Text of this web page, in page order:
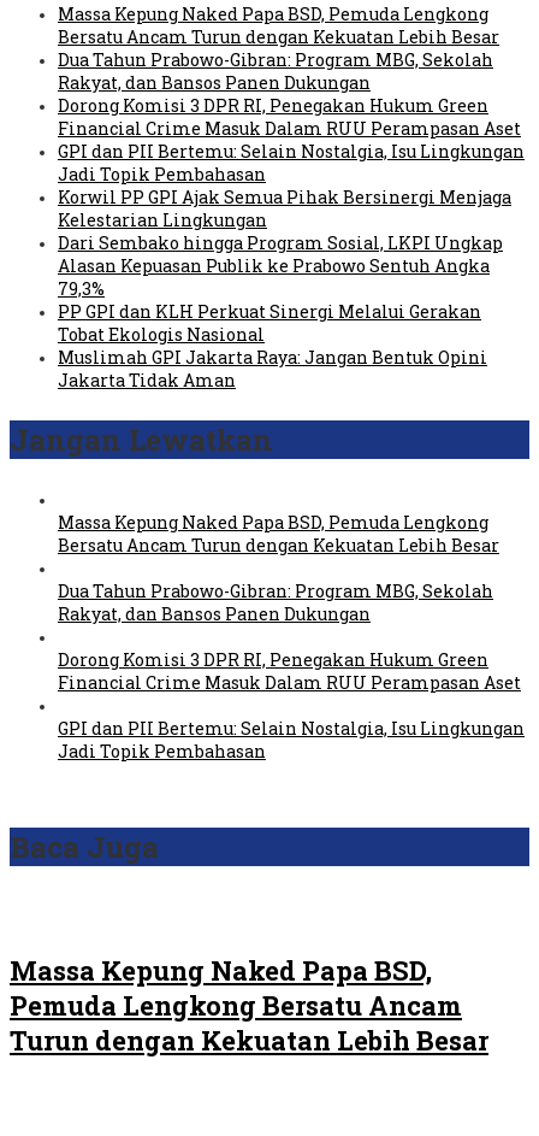
Massa Kepung Naked Papa BSD, Pemuda Lengkong
Bersatu Ancam Turun dengan Kekuatan Lebih Besar
Dua Tahun Prabowo-Gibran: Program MBG, Sekolah
Rakyat, dan Bansos Panen Dukungan
Dorong Komisi 3 DPR RI, Penegakan Hukum Green
Financial Crime Masuk Dalam RUU Perampasan Aset
GPI dan PII Bertemu: Selain Nostalgia, Isu Lingkungan
Jadi Topik Pembahasan
Korwil PP GPI Ajak Semua Pihak Bersinergi Menjaga
Kelestarian Lingkungan
Dari Sembako hingga Program Sosial, LKPI Ungkap
Alasan Kepuasan Publik ke Prabowo Sentuh Angka
79,3%
PP GPI dan KLH Perkuat Sinergi Melalui Gerakan
Tobat Ekologis Nasional
Muslimah GPI Jakarta Raya: Jangan Bentuk Opini
Jakarta Tidak Aman
Jangan Lewatkan
Massa Kepung Naked Papa BSD, Pemuda Lengkong
Bersatu Ancam Turun dengan Kekuatan Lebih Besar
Dua Tahun Prabowo-Gibran: Program MBG, Sekolah
Rakyat, dan Bansos Panen Dukungan
Dorong Komisi 3 DPR RI, Penegakan Hukum Green
Financial Crime Masuk Dalam RUU Perampasan Aset
GPI dan PII Bertemu: Selain Nostalgia, Isu Lingkungan
Jadi Topik Pembahasan
Baca Juga
Massa Kepung Naked Papa BSD,
Pemuda Lengkong Bersatu Ancam
Turun dengan Kekuatan Lebih Besar